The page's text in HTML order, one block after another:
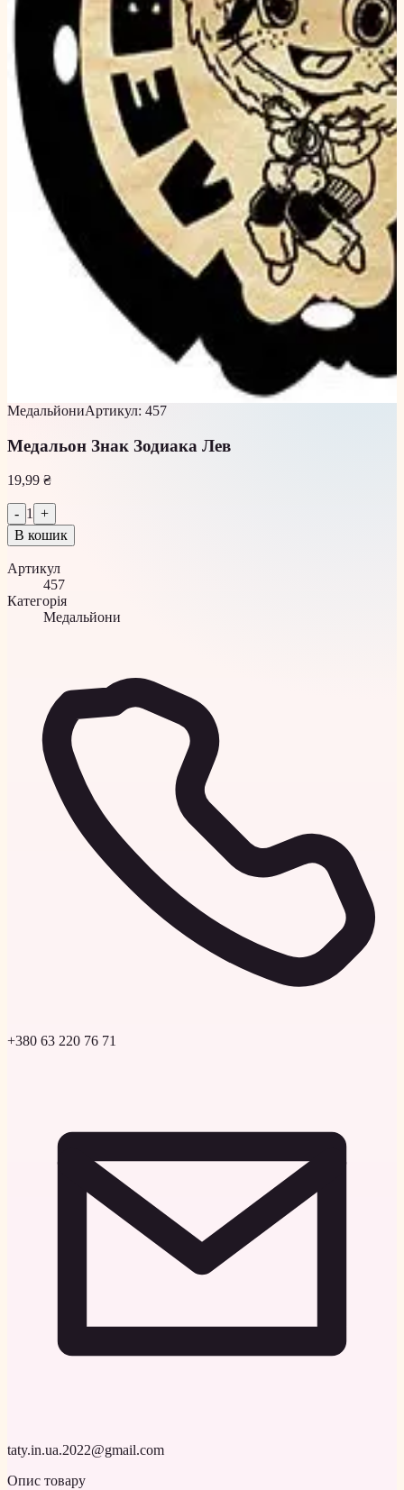
МедальйониАртикул: 457
Медальон Знак Зодиака Лев
19,99 ₴
- 1 +
В кошик
Артикул
457
Категорія
Медальйони
+380 63 220 76 71
taty.in.ua.2022@gmail.com
Опис товару